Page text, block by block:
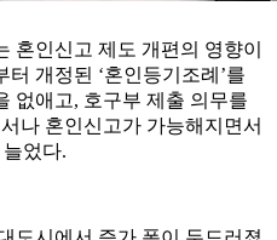
혼인신고 제도 개편의 영향이
개정된 ‘혼인등기조례’를
없애고, 호구부 제출 의무를
나 혼인신고가 가능해지면서
었다.